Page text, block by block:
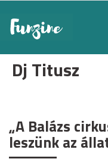
Dj Titusz
„A Balázs
leszünk az